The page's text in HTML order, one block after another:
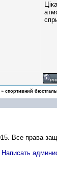
» спортивний
. Все права
Написать